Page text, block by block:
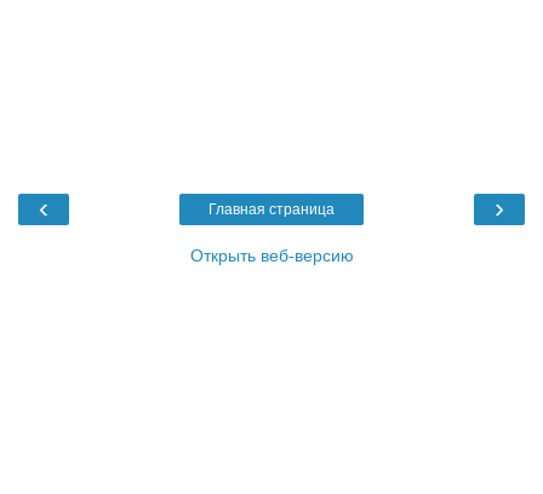
‹ ›
Главная страница
Открыть веб-версию